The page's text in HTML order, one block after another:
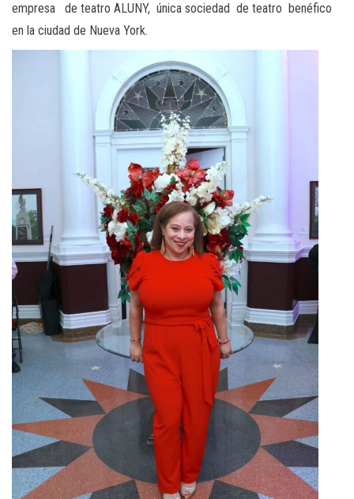
empresa de teatro ALUNY, única sociedad de teatro benéfico
en la ciudad de Nueva York.